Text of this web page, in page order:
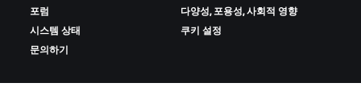
포럼
시스템 상태
문의하기
다양성, 포용성, 사회적 영향
쿠키 설정